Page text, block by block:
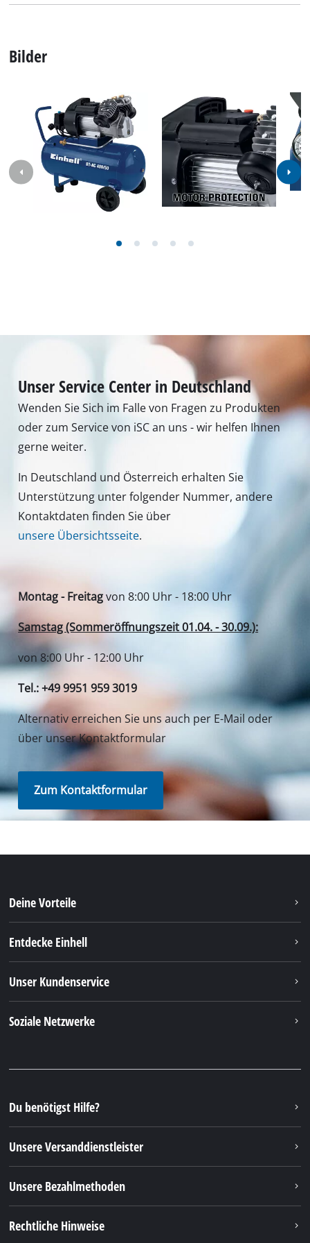
Bilder
Unser Service Center in Deutschland
Wenden Sie Sich im Falle von Fragen zu Produkten
oder zum Service von iSC an uns - wir helfen Ihnen
gerne weiter.
In Deutschland und Österreich erhalten Sie
Unterstützung unter folgender Nummer, andere
Kontaktdaten finden Sie über
unsere Übersichtsseite.
Montag - Freitagvon 8:00 Uhr - 18:00 Uhr
Samstag (Sommeröffnungszeit 01.04. - 30.09.):
von 8:00 Uhr - 12:00 Uhr
Tel.: +49 9951 959 3019
Alternativ erreichen Sie uns auch per E-Mail oder
über unser Kontaktformular
Zum Kontaktformular
Deine Vorteile
Entdecke Einhell
Unser Kundenservice
Soziale Netzwerke
Du benötigst Hilfe?
Unsere Versanddienstleister
Unsere Bezahlmethoden
Rechtliche Hinweise